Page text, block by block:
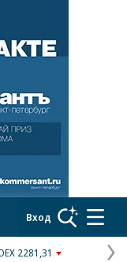
ad
Вход
2281,31